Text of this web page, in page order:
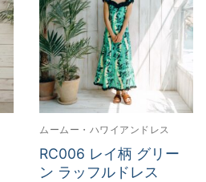
ムームー・ハワイアンドレス
RC006 レイ柄 グリー
ン ラッフルドレス